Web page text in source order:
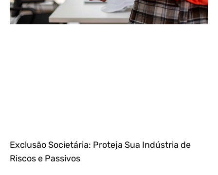
Exclusão Societária: Proteja Sua Indústria de
Riscos e Passivos